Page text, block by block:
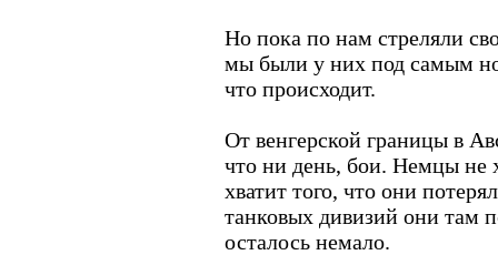
Но пока по нам стреляли
мы были у них под самым
что происходит.
От венгерской границы в
что ни день, бои. Немцы не
хватит того, что они
танковых дивизий они там
осталось немало.